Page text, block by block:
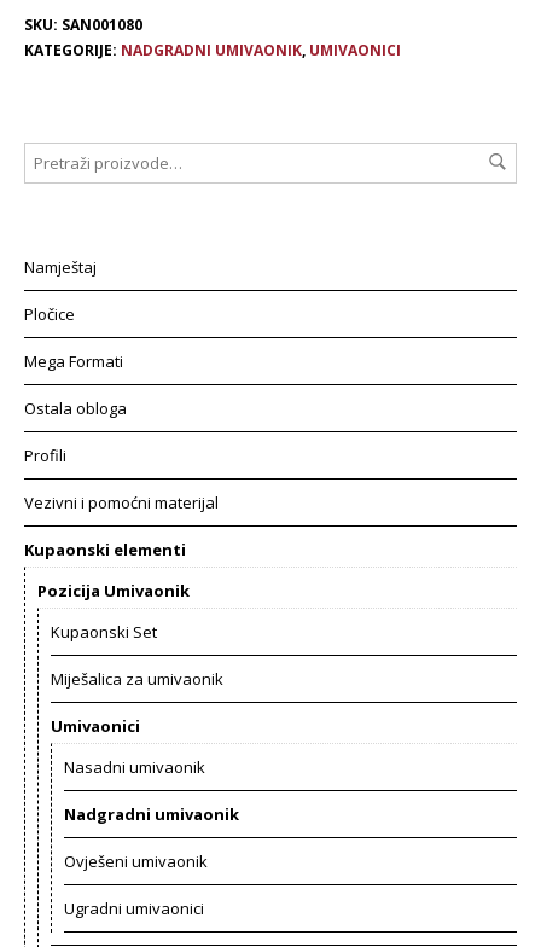
SKU: SAN001080
KATEGORIJE: NADGRADNI UMIVAONIK, UMIVAONICI
Namještaj
Pločice
Mega Formati
Ostala obloga
Profili
Vezivni i pomoćni materijal
Kupaonski elementi
Pozicija Umivaonik
Kupaonski Set
Miješalica za umivaonik
Umivaonici
Nasadni umivaonik
Nadgradni umivaonik
Ovješeni umivaonik
Ugradni umivaonici